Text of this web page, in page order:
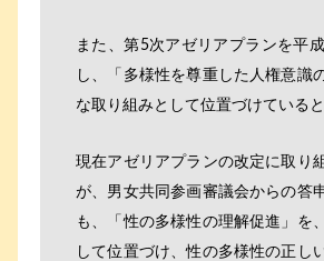
また、第5次アゼリアプランを平
し、「多様性を尊重した人権意識
な取り組みとして位置づけていると
現在アゼリアプランの改定に取り
が、男女共同参画審議会からの答
も、「性の多様性の理解促進」を
して位置づけ、性の多様性の正し